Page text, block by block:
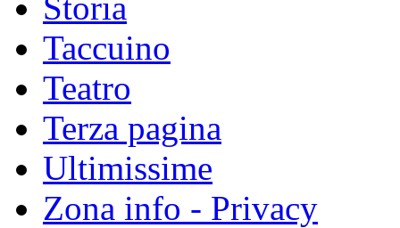
Taccuino
Teatro
Terza pagina
Ultimissime
Zona info - Privacy